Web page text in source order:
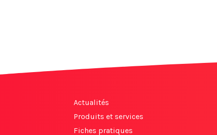
Actualités
Produits et services
Fiches pratiques